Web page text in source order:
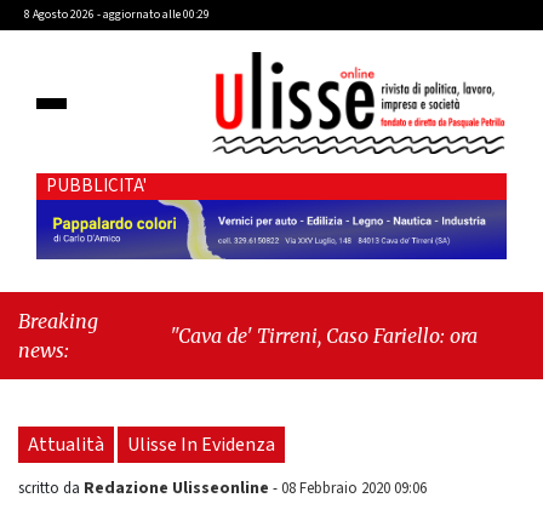
8 Agosto 2026 - aggiornato alle 00:29
PUBBLICITA'
Breaking
news:
"Cava de' Tirreni, Caso Fariello: ora torniamo ai
Attualità Ulisse In Evidenza
scritto da Redazione Ulisseonline -08 Febbraio 2020 09:06